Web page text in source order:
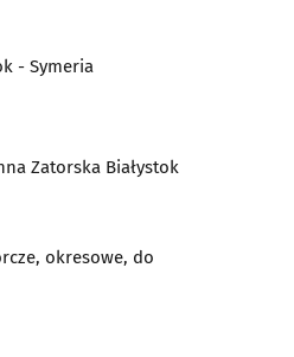
- Symeria
Zatorska Białystok
okresowe, do